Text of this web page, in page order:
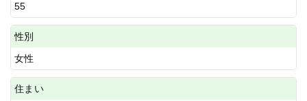
55
性別
女性
住まい